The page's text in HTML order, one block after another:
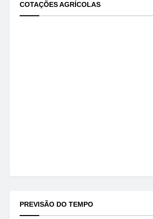
COTAÇÕES AGRÍCOLAS
PREVISÃO DO TEMPO